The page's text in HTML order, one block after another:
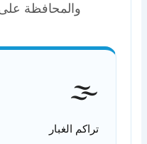
والمحافظة
🌫️
تراكم الغبار